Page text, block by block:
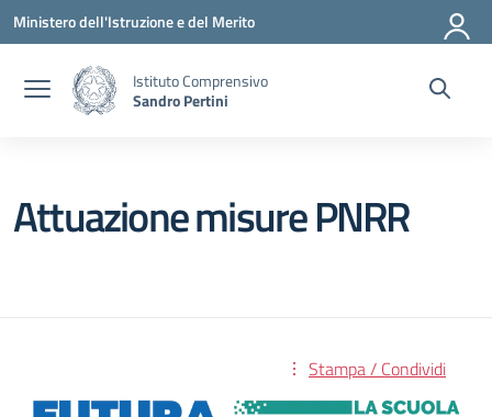
Vai ai contenuti
Vai al menu di navigazione
Vai al footer
Ministero dell'Istruzione e del Merito
Istituto Comprensivo
Sandro Pertini
Attuazione misure PNRR
Stampa / Condividi